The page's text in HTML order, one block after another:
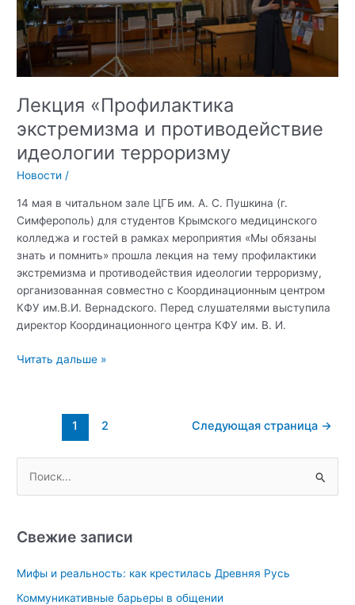
Лекция «Профилактика
экстремизма и противодействие
идеологии терроризму
Новости /
14 мая в читальном зале ЦГБ им. А. С. Пушкина (г.
Симферополь) для студентов Крымского медицинского
колледжа и гостей в рамках мероприятия «Мы обязаны
знать и помнить» прошла лекция на тему профилактики
экстремизма и противодействия идеологии терроризму,
организованная совместно с Координационным центром
КФУ им.В.И. Вернадского. Перед слушателями выступила
директор Координационного центра КФУ им. В. И.
Лекция
противодействие
идеологии
терроризму
Читать дальше »
Постраничная
записи
1 2 Следующая страница →
с
:
Свежие записи
Мифы и реальность: как крестилась Древняя Русь
Коммуникативные барьеры в общении